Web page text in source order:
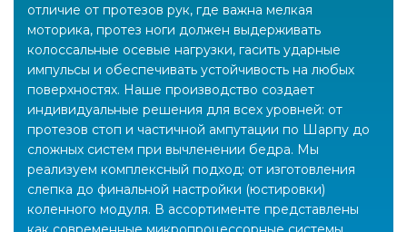
отличие от протезов рук, где важна мелкая
моторика, протез ноги должен выдерживать
колоссальные осевые нагрузки, гасить ударные
импульсы и обеспечивать устойчивость на любых
поверхностях. Наше производство создает
индивидуальные решения для всех уровней: от
протезов стоп и частичной ампутации по Шарпу до
сложных систем при вычленении бедра. Мы
реализуем комплексный подход: от изготовления
слепка до финальной настройки (юстировки)
коленного модуля. В ассортименте представлены